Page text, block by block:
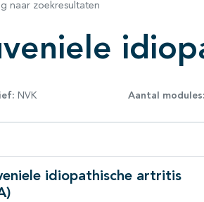
naar zoekresultaten
NVK Aantal modules:
idiopathische artritis